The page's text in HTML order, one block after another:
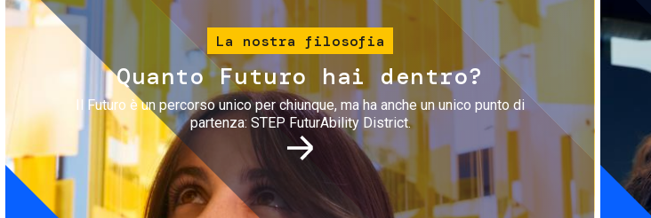
La nostra filosofia
Quanto Futuro hai dentro?
Il Futuro è un percorso unico per chiunque, ma ha anche un unico punto di
partenza: STEP FuturAbility District.